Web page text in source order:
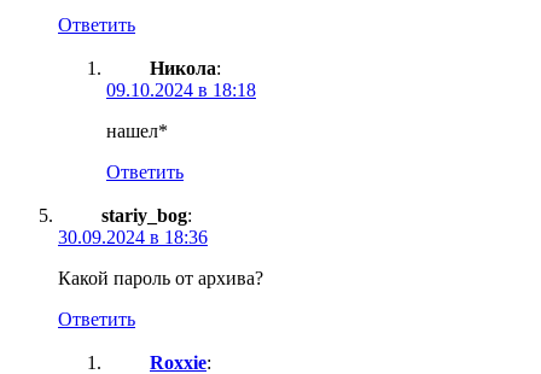
Ответить
Никола:
09.10.2024 в 18:18
нашел*
Ответить
stariy_bog:
30.09.2024 в 18:36
Какой пароль от архива?
Ответить
Roxxie: